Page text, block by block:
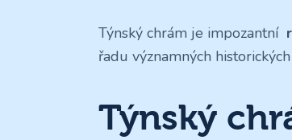
Týnský chrám je impozantní
řadu významných
Týnský